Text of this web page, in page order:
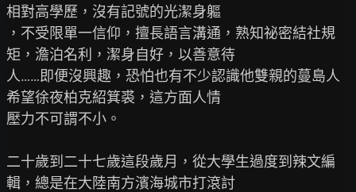
相對高學歷，沒有記號的光潔身軀
，不受限單一信仰，擅長語言溝通，熟知祕密結社規
矩，澹泊名利，潔身自好，以善意待
人……即便沒興趣，恐怕也有不少認識他雙親的蔓島人
希望徐夜柏克紹箕裘，這方面人情
壓力不可謂不小。
二十歲到二十七歲這段歲月，從大學生過度到辣文編
輯，總是在大陸南方濱海城市打滾討